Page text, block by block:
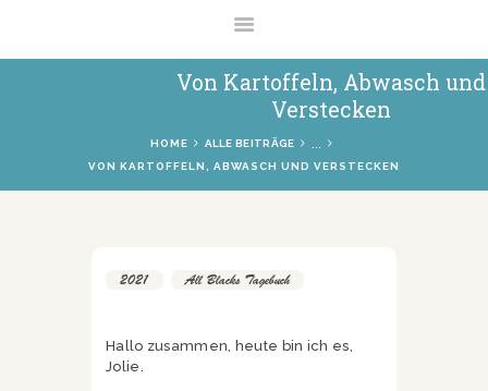
Von Kartoffeln, Abwasch und
Verstecken
HOME ALLE BEITRÄGE
VON KARTOFFELN, ABWASCH UND VERSTECKEN
SHOP
2021 All Blacks Tagebuch
Hallo zusammen, heute bin ich es,
Jolie.